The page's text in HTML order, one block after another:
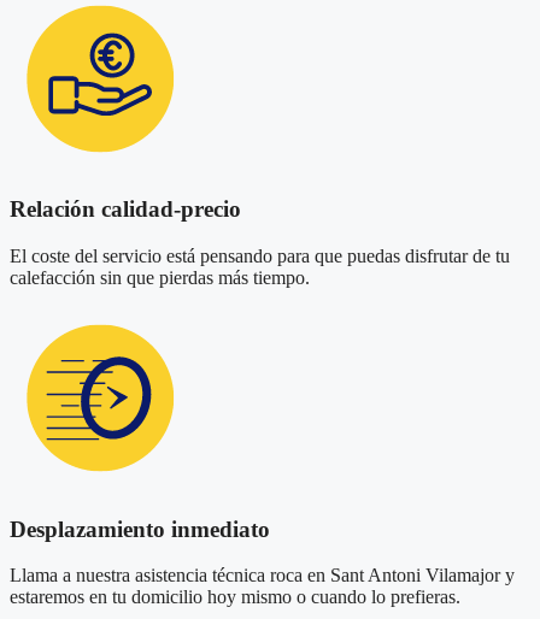
Relación calidad-precio
El coste del servicio está pensando para que puedas disfrutar de tu
calefacción sin que pierdas más tiempo.
Desplazamiento inmediato
Llama a nuestra asistencia técnica roca en Sant Antoni Vilamajor y
estaremos en tu domicilio hoy mismo o cuando lo prefieras.